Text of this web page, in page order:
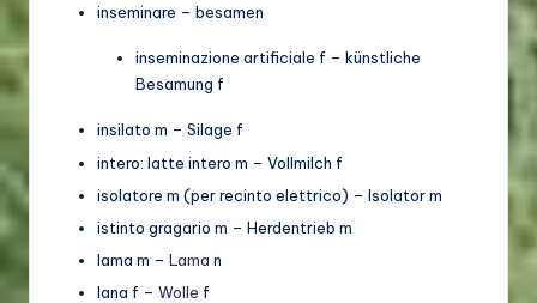
inseminare – besamen
inseminazione artificiale f – künstliche
Besamung f
insilato m – Silage f
intero: latte intero m – Vollmilch f
isolatore m (per recinto elettrico) – Isolator m
istinto gragario m – Herdentrieb m
lama m – Lama n
lana f – Wolle f